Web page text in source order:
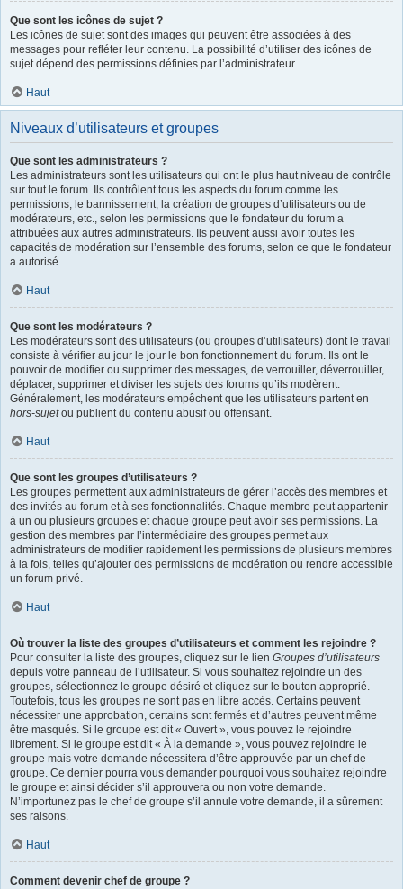
Que sont les icônes de sujet ?
Les icônes de sujet sont des images qui peuvent être associées à des
messages pour refléter leur contenu. La possibilité d’utiliser des icônes de
sujet dépend des permissions définies par l’administrateur.
Haut
Niveaux d’utilisateurs et groupes
Que sont les administrateurs ?
Les administrateurs sont les utilisateurs qui ont le plus haut niveau de contrôle
sur tout le forum. Ils contrôlent tous les aspects du forum comme les
permissions, le bannissement, la création de groupes d’utilisateurs ou de
modérateurs, etc., selon les permissions que le fondateur du forum a
attribuées aux autres administrateurs. Ils peuvent aussi avoir toutes les
capacités de modération sur l’ensemble des forums, selon ce que le fondateur
a autorisé.
Haut
Que sont les modérateurs ?
Les modérateurs sont des utilisateurs (ou groupes d’utilisateurs) dont le travail
consiste à vérifier au jour le jour le bon fonctionnement du forum. Ils ont le
pouvoir de modifier ou supprimer des messages, de verrouiller, déverrouiller,
déplacer, supprimer et diviser les sujets des forums qu’ils modèrent.
Généralement, les modérateurs empêchent que les utilisateurs partent en
hors-sujetou publient du contenu abusif ou offensant.
Haut
Que sont les groupes d’utilisateurs ?
Les groupes permettent aux administrateurs de gérer l’accès des membres et
des invités au forum et à ses fonctionnalités. Chaque membre peut appartenir
à un ou plusieurs groupes et chaque groupe peut avoir ses permissions. La
gestion des membres par l’intermédiaire des groupes permet aux
administrateurs de modifier rapidement les permissions de plusieurs membres
à la fois, telles qu’ajouter des permissions de modération ou rendre accessible
un forum privé.
Haut
Où trouver la liste des groupes d’utilisateurs et comment les rejoindre ?
Pour consulter la liste des groupes, cliquez sur le lien Groupes d’utilisateurs
depuis votre panneau de l’utilisateur. Si vous souhaitez rejoindre un des
groupes, sélectionnez le groupe désiré et cliquez sur le bouton approprié.
Toutefois, tous les groupes ne sont pas en libre accès. Certains peuvent
nécessiter une approbation, certains sont fermés et d’autres peuvent même
être masqués. Si le groupe est dit « Ouvert », vous pouvez le rejoindre
librement. Si le groupe est dit « À la demande », vous pouvez rejoindre le
groupe mais votre demande nécessitera d’être approuvée par un chef de
groupe. Ce dernier pourra vous demander pourquoi vous souhaitez rejoindre
le groupe et ainsi décider s’il approuvera ou non votre demande.
N’importunez pas le chef de groupe s’il annule votre demande, il a sûrement
ses raisons.
Haut
Comment devenir chef de groupe ?